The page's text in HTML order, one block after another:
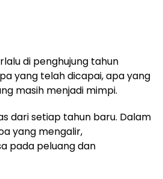
di penghujung tahun
yang telah dicapai, apa yang
masih menjadi mimpi.
dari setiap tahun baru. Dalam
yang mengalir,
pada peluang dan